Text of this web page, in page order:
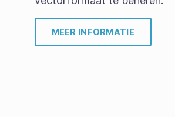
MEER INFORMATIE